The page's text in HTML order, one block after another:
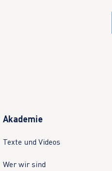
Akademie
Texte und Videos
Wer wir sind